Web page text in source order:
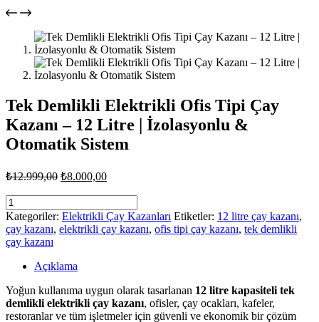
Tek Demlikli Elektrikli Ofis Tipi Çay
Kazanı – 12 Litre | İzolasyonlu &
Otomatik Sistem
₺12.999,00 Orijinal
₺8.000,00Şu
fiyat:
₺8.000,00.
Tek
Demlikli
Elektrikli
Ofis
Tipi
Çay
–
12
Litre
Kategoriler: Elektrikli Çay Kazanları Etiketler: 12 litre çay kazanı,
çay kazanı, elektrikli çay kazanı, ofis tipi çay kazanı, tek demlikli
çay kazanı
Açıklama
Yoğun kullanıma uygun olarak tasarlanan 12 litre kapasiteli tek
demlikli elektrikli çay kazanı, ofisler, çay ocakları, kafeler,
restoranlar ve tüm işletmeler için güvenli ve ekonomik bir çözüm